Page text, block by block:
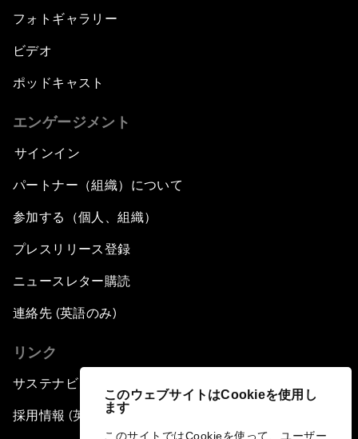
このウェブサイトはCookieを使用し
ます
このサイトではCookieを使って、ユーザー
フォトギャラリー
ビデオ
ポッドキャスト
エンゲージメント
サインイン
パートナー（組織）について
参加する（個人、組織）
プレスリリース登録
ニュースレター購読
連絡先 (英語のみ)
リンク
サステナビリティへの取り組み
採用情報 (英語のみ)